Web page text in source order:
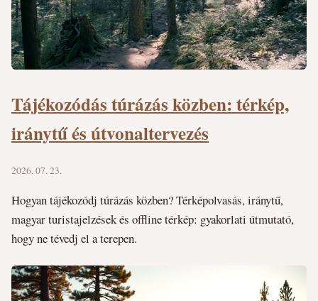
Tájékozódás túrázás közben: térkép,
iránytű és útvonaltervezés
2026. 07. 23.
Hogyan tájékozódj túrázás közben? Térképolvasás, iránytű,
magyar turistajelzések és offline térkép: gyakorlati útmutató,
hogy ne tévedj el a terepen.